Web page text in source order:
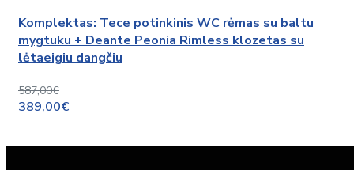
Komplektas: Tece potinkinis WC rėmas su baltu
mygtuku + Deante Peonia Rimless klozetas su
lėtaeigiu dangčiu
587,00€
389,00€